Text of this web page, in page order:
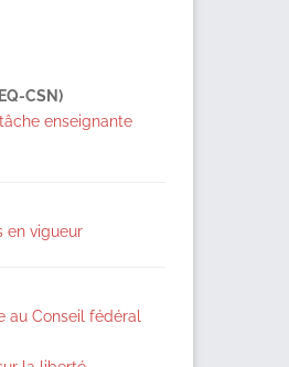
CSN)
enseignante
en vigueur
au Conseil fédéral